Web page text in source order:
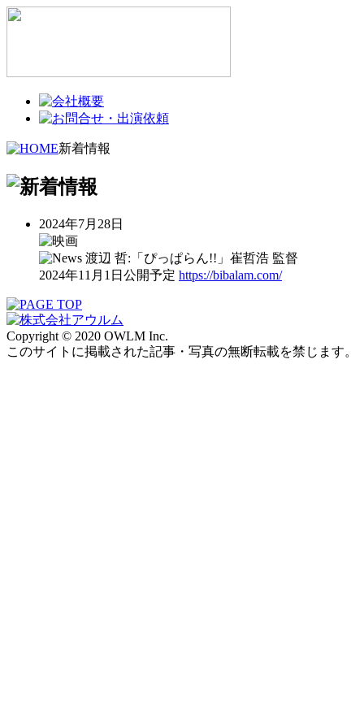
新着情報
2024年7月28日
渡辺 哲:「ぴっぱらん!!」崔哲浩 監督
2024年11月1日公開予定 https://bibalam.com/
Copyright © 2020 OWLM Inc.
このサイトに掲載された記事・写真の無断転載を禁じます。